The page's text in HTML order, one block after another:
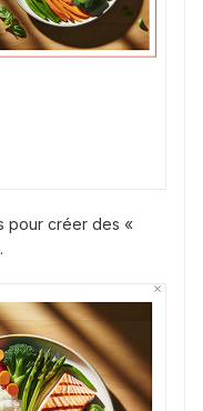
pour créer des «